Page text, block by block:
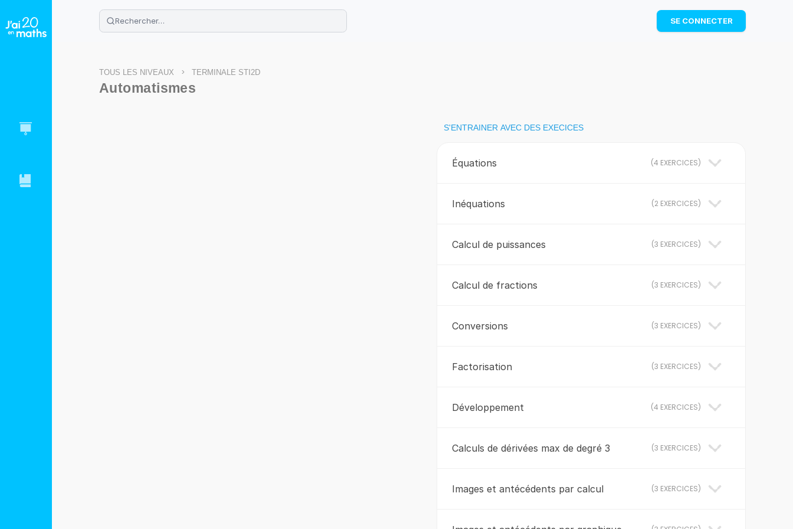
🌴Cahier de vacances offert: révise les maths cet été !
Télécharge ton PDF gratuit et progresse avec des exercices corrigés en vidéo.
TÉLÉCHARGER
SE CONNECTER
TOUS LES NIVEAUX > TERMINALE STI2D
Automatismes
S'ENTRAINER AVEC DES EXECICES
Équations (4 EXERCICES)
Inéquations (2 EXERCICES)
Calcul de puissances (3 EXERCICES)
Calcul de fractions (3 EXERCICES)
Conversions (3 EXERCICES)
Factorisation (3 EXERCICES)
Développement (4 EXERCICES)
Calculs de dérivées max de degré 3 (3 EXERCICES)
Images et antécédents par calcul (3 EXERCICES)